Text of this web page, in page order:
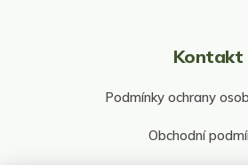
Kontakt
Podmínky ochrany
Obchodní